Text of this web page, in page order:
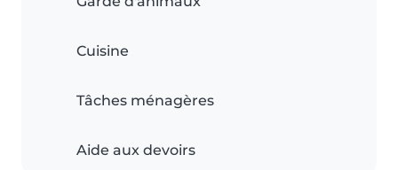
Cuisine
Tâches ménagères
Aide aux devoirs